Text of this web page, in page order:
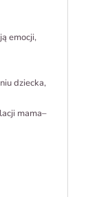
emocji,
dziecka,
mama–